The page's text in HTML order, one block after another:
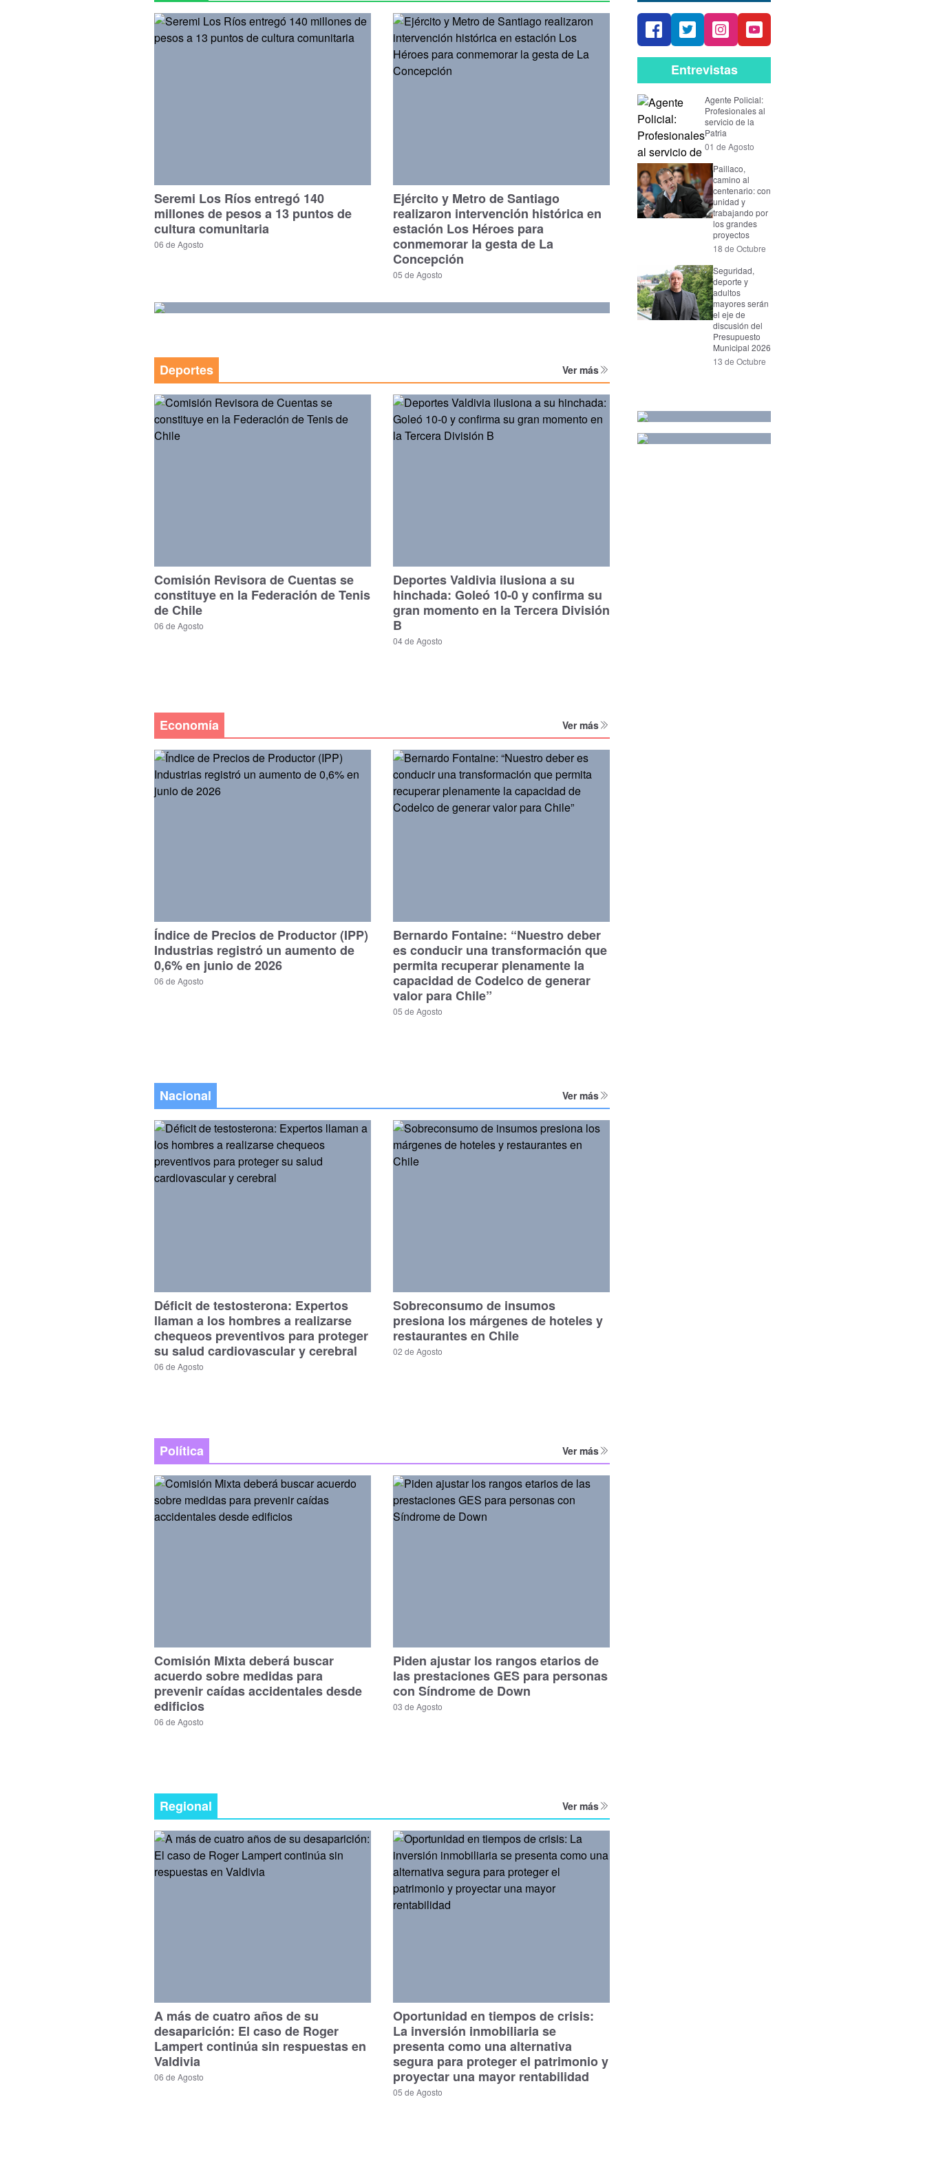
Seremi Los Ríos entregó 140
millones de pesos a 13 puntos de
cultura comunitaria
06 de Agosto
Ejército y Metro de Santiago
realizaron intervención histórica en
estación Los Héroes para
conmemorar la gesta de La
Concepción
05 de Agosto
Deportes Ver más
Comisión Revisora de Cuentas se
constituye en la Federación de Tenis
de Chile
06 de Agosto
Deportes Valdivia ilusiona a su
hinchada: Goleó 10-0 y confirma su
gran momento en la Tercera División
B
04 de Agosto
Economía Ver más
Índice de Precios de Productor (IPP)
Industrias registró un aumento de
0,6% en junio de 2026
06 de Agosto
Bernardo Fontaine: “Nuestro deber
es conducir una transformación que
permita recuperar plenamente la
capacidad de Codelco de generar
valor para Chile”
05 de Agosto
Nacional Ver más
Déficit de testosterona: Expertos
llaman a los hombres a realizarse
chequeos preventivos para proteger
su salud cardiovascular y cerebral
06 de Agosto
Sobreconsumo de insumos
presiona los márgenes de hoteles y
restaurantes en Chile
02 de Agosto
Política Ver más
Comisión Mixta deberá buscar
acuerdo sobre medidas para
prevenir caídas accidentales desde
edificios
06 de Agosto
Piden ajustar los rangos etarios de
las prestaciones GES para personas
con Síndrome de Down
03 de Agosto
Regional Ver más
A más de cuatro años de su
desaparición: El caso de Roger
Lampert continúa sin respuestas en
Valdivia
06 de Agosto
Oportunidad en tiempos de crisis:
La inversión inmobiliaria se
presenta como una alternativa
segura para proteger el patrimonio y
proyectar una mayor rentabilidad
05 de Agosto
Entrevistas
Agente Policial:
Profesionales al
servicio de la
Patria
01 de Agosto
Paillaco,
camino al
centenario: con
unidad y
trabajando por
los grandes
proyectos
18 de Octubre
Seguridad,
deporte y
adultos
mayores serán
el eje de
discusión del
Presupuesto
Municipal 2026
13 de Octubre